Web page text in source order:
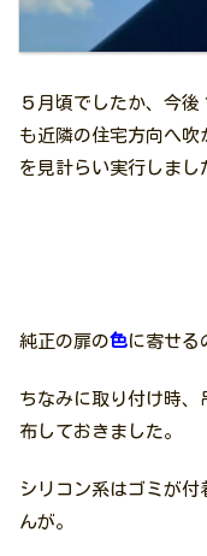
５月頃でしたか、今
も近隣の住宅方向へ吹
を見計らい実行しまし
純正の扉の色に寄せる
ちなみに取り付け時
布しておきました。
シリコン系はゴミが
んが。